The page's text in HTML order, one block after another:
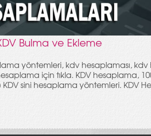
Bulma ve Ekleme
yöntemleri, kdv hesaplaması,
için tıkla. KDV hesaplama,
sini hesaplama yöntemleri. KDV